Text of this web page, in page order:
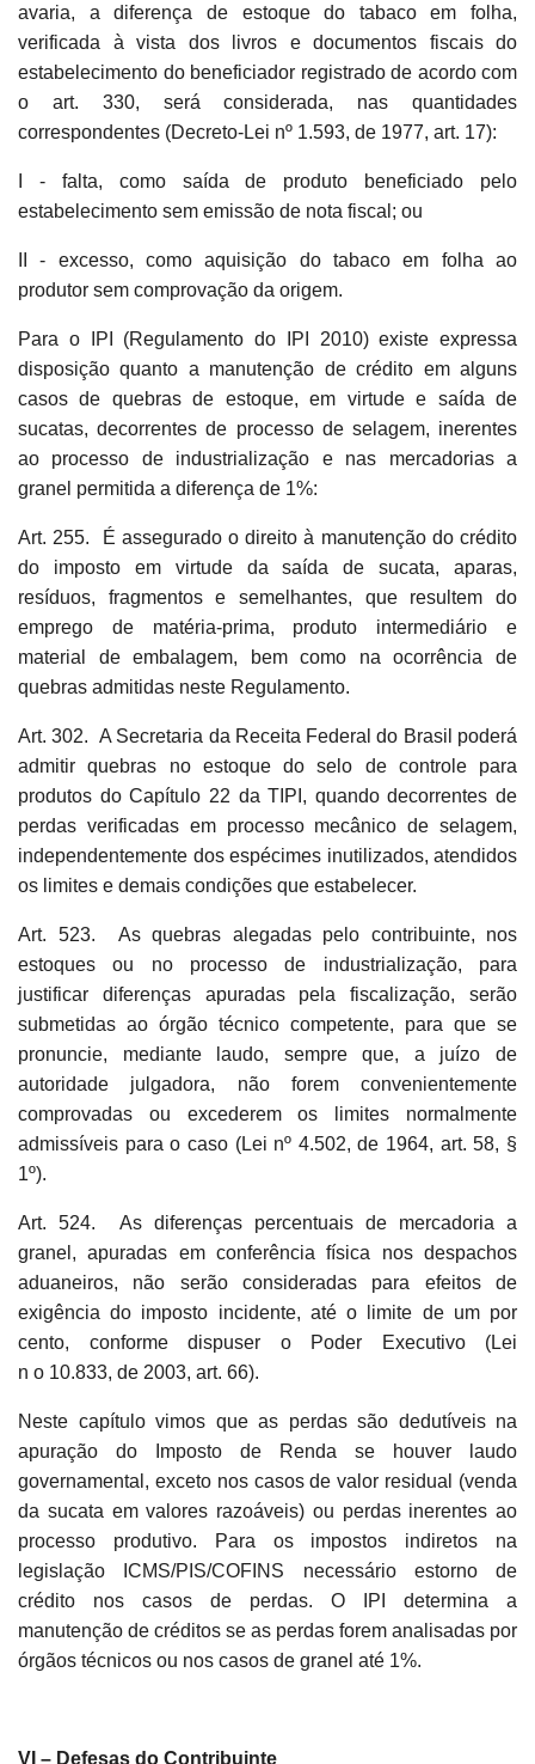
avaria, a diferença de estoque do tabaco em folha,
verificada à vista dos livros e documentos fiscais do
estabelecimento do beneficiador registrado de acordo com
o art. 330, será considerada, nas quantidades
correspondentes (Decreto-Lei nº 1.593, de 1977, art. 17):
I - falta, como saída de produto beneficiado pelo
estabelecimento sem emissão de nota fiscal; ou
II - excesso, como aquisição do tabaco em folha ao
produtor sem comprovação da origem.
Para o IPI (Regulamento do IPI 2010) existe expressa
disposição quanto a manutenção de crédito em alguns
casos de quebras de estoque, em virtude e saída de
sucatas, decorrentes de processo de selagem, inerentes
ao processo de industrialização e nas mercadorias a
granel permitida a diferença de 1%:
Art. 255. É assegurado o direito à manutenção do crédito
do imposto em virtude da saída de sucata, aparas,
resíduos, fragmentos e semelhantes, que resultem do
emprego de matéria-prima, produto intermediário e
material de embalagem, bem como na ocorrência de
quebras admitidas neste Regulamento.
Art. 302. A Secretaria da Receita Federal do Brasil poderá
admitir quebras no estoque do selo de controle para
produtos do Capítulo 22 da TIPI, quando decorrentes de
perdas verificadas em processo mecânico de selagem,
independentemente dos espécimes inutilizados, atendidos
os limites e demais condições que estabelecer.
Art. 523. As quebras alegadas pelo contribuinte, nos
estoques ou no processo de industrialização, para
justificar diferenças apuradas pela fiscalização, serão
submetidas ao órgão técnico competente, para que se
pronuncie, mediante laudo, sempre que, a juízo de
autoridade julgadora, não forem convenientemente
comprovadas ou excederem os limites normalmente
admissíveis para o caso (Lei nº 4.502, de 1964, art. 58, §
1º).
Art. 524. As diferenças percentuais de mercadoria a
granel, apuradas em conferência física nos despachos
aduaneiros, não serão consideradas para efeitos de
exigência do imposto incidente, até o limite de um por
cento, conforme dispuser o Poder Executivo (Lei
n o 10.833, de 2003, art. 66).
Neste capítulo vimos que as perdas são dedutíveis na
apuração do Imposto de Renda se houver laudo
governamental, exceto nos casos de valor residual (venda
da sucata em valores razoáveis) ou perdas inerentes ao
processo produtivo. Para os impostos indiretos na
legislação ICMS/PIS/COFINS necessário estorno de
crédito nos casos de perdas. O IPI determina a
manutenção de créditos se as perdas forem analisadas por
órgãos técnicos ou nos casos de granel até 1%.
VI – Defesas do Contribuinte